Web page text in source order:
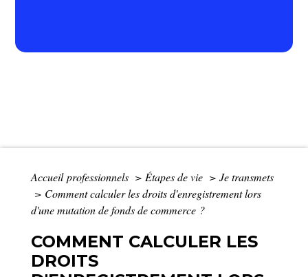
Accueil professionnels > Étapes de vie > Je transmets
> Comment calculer les droits d'enregistrement lors
d'une mutation de fonds de commerce ?
COMMENT CALCULER LES
DROITS